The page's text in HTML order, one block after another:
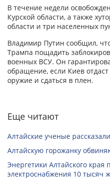
В течение недели
Курской области, а также
области и три населенных
Владимир Путин сообщил,
Трампа пощадить
военных ВСУ. Он
обращение, если Киев
оружие и сдаться в плен.
Еще читают
Алтайские ученые
Алтайскую горожанку
Энергетики Алтайского
электроснабжения 10 тысяч